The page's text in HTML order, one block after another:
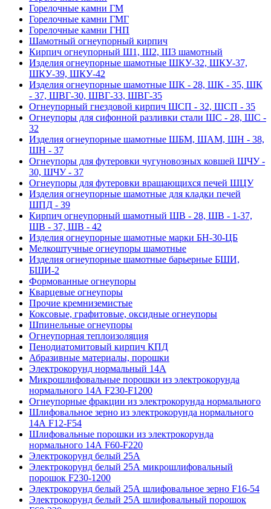
Горелочные камни ГМ
Горелочные камни ГМГ
Горелочные камни ГНП
Шамотный огнеупорный кирпич
Кирпич огнеупорный Ш1, Ш2, Ш3 шамотный
Изделия огнеупорные шамотные ШКУ-32, ШКУ-37,
ШКУ-39, ШКУ-42
Изделия огнеупорные шамотные ШК - 28, ШК - 35, ШК
- 37, ШВГ-30, ШВГ-33, ШВГ-35
Огнеупорный гнездовой кирпич ШСП - 32, ШСП - 35
Огнеупоры для сифонной разливки стали ШС - 28, ШС -
32
Изделия огнеупорные шамотные ШБМ, ШАМ, ШН - 38,
ШН - 37
Огнеупоры для футеровки чугуновозных ковшей ШЧУ -
30, ШЧУ - 37
Огнеупоры для футеровки вращающихся печей ШЦУ
Изделия огнеупорные шамотные для кладки печей
ШПД - 39
Кирпич огнеупорный шамотный ШВ - 28, ШВ - 1-37,
ШВ - 37, ШВ - 42
Изделия огнеупорные шамотные марки БН-30-ЦБ
Мелкоштучные огнеупоры шамотные
Изделия огнеупорные шамотные барьерные БШИ,
БШИ-2
Формованные огнеупоры
Кварцевые огнеупоры
Прочие кремниземистые
Коксовые, графитовые, оксидные огнеупоры
Шпинельные огнеупоры
Огнеупорная теплоизоляция
Пенодиатомитовый кирпич КПД
Абразивные материалы, порошки
Электрокорунд нормальный 14А
Микрошлифовальные порошки из электрокорунда
нормального 14А F230-F1200
Огнеупорные фракции из электрокорунда нормального
Шлифовальное зерно из электрокорунда нормального
14А F12-F54
Шлифовальные порошки из электрокорунда
нормального 14А F60-F220
Электрокорунд белый 25А
Электрокорунд белый 25А микрошлифовальный
порошок F230-1200
Электрокорунд белый 25А шлифовальное зерно F16-54
Электрокорунд белый 25А шлифовальный порошок